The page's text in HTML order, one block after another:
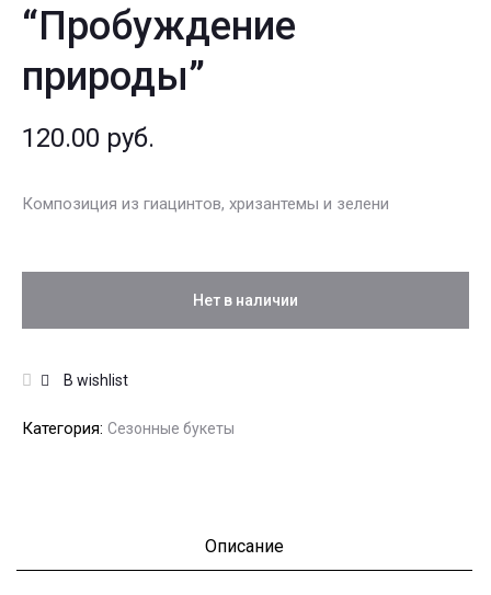
“Пробуждение
природы”
120.00 руб.
Композиция из гиацинтов, хризантемы и зелени
Нет в наличии
В wishlist
Категория: Сезонные букеты
Описание